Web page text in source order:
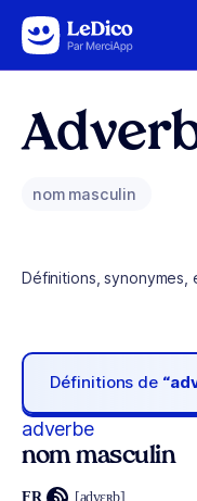
Aller au contenu
nom masculin
Définitions, synonymes,
Définitions de
adverbe
nom masculin
FR [advɛʀb]